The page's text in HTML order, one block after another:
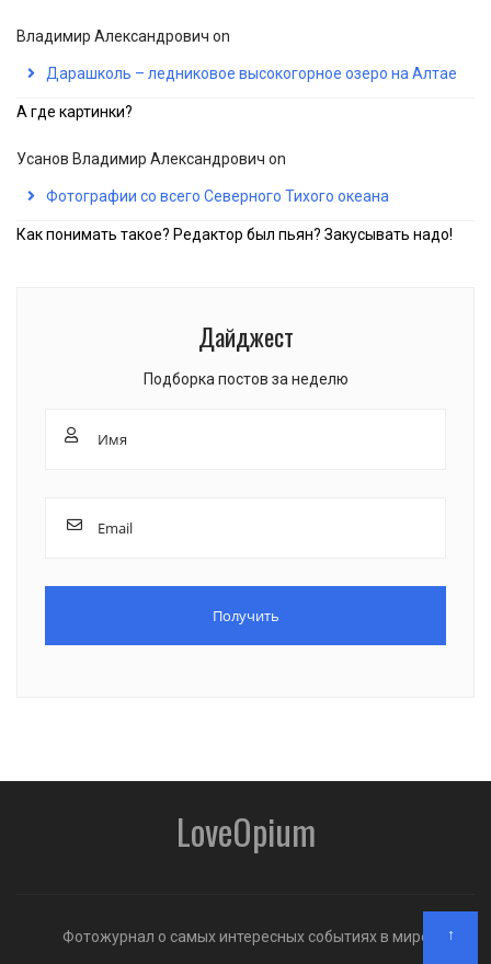
Владимир Александрович on
Дарашколь – ледниковое высокогорное озеро на Алтае
А где картинки?
Усанов Владимир Александрович on
Фотографии со всего Северного Тихого океана
Как понимать такое? Редактор был пьян? Закусывать надо!
Дайджест
Подборка постов за неделю
LoveOpium
Фотожурнал о самых интересных событиях в мире ↑